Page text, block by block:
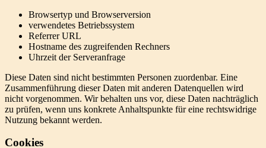
Browsertyp und Browserversion
verwendetes Betriebssystem
Referrer URL
Hostname des zugreifenden Rechners
Uhrzeit der Serveranfrage
Diese Daten sind nicht bestimmten Personen zuordenbar. Eine
Zusammenführung dieser Daten mit anderen Datenquellen wird
nicht vorgenommen. Wir behalten uns vor, diese Daten nachträglich
zu prüfen, wenn uns konkrete Anhaltspunkte für eine rechtswidrige
Nutzung bekannt werden.
Cookies